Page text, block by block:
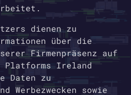
dienen zu
über die
Firmenpräsenz auf
Platforms Ireland
Daten zu
Werbezwecken sowie